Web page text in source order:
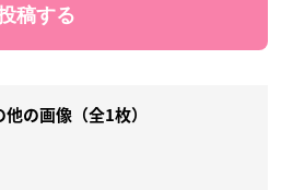
他の画像（全1枚）